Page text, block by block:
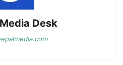
Desk